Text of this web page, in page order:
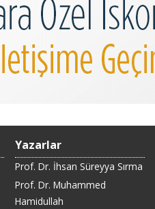
Yazarlar
Prof. Dr. İhsan Süreyya Sırma
Prof. Dr. Muhammed
Hamidullah